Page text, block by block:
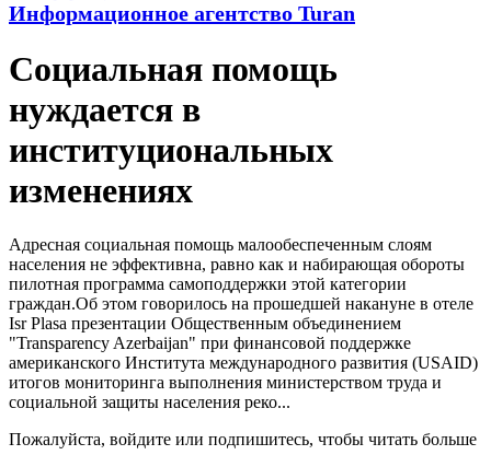
Информационное агентство Turan
Социальная помощь
нуждается в
институциональных
изменениях
Адресная социальная помощь малообеспеченным слоям
населения не эффективна, равно как и набирающая обороты
пилотная программа самоподдержки этой категории
граждан.Об этом говорилось на прошедшей накануне в отеле
Isr Plasa презентации Общественным объединением
"Transparency Azerbaijan" при финансовой поддержке
американского Института международного развития (USAID)
итогов мониторинга выполнения министерством труда и
социальной защиты населения реко...
Пожалуйста, войдите или подпишитесь, чтобы читать больше